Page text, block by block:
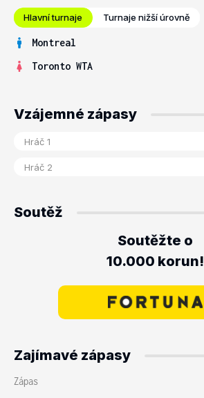
Hlavní turnaje Turnaje nižší úrovně
Montreal
Toronto WTA
Vzájemné zápasy
Soutěž
Soutěžte o
10.000 korun!
Zajímavé zápasy
Zápas